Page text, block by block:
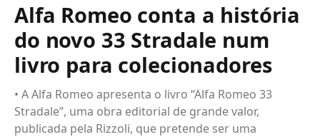
Alfa Romeo conta a história
do novo 33 Stradale num
livro para colecionadores
• A Alfa Romeo apresenta o livro “Alfa Romeo 33
Stradale”, uma obra editorial de grande valor,
publicada pela Rizzoli, que pretende ser uma